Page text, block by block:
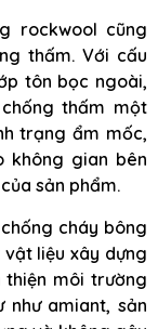
rockwool cũng
thấm. Với cấu
tôn bọc ngoài,
thấm một
trạng ẩm mốc,
không gian bên
sản phẩm.
cháy bông
liệu xây dựng
thiện môi trường
amiant, sản